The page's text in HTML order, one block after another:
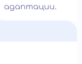
адаптации.